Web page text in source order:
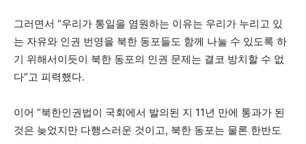
그러면서 “우리가 통일을 염원하는 이유는 우리가 누리고 있
는 자유와 인권 번영을 북한 동포들도 함께 나눌 수 있도록 하
기 위해서이듯이 북한 동포의 인권 문제는 결코 방치할 수 없
다”고 피력했다.
이어 “북한인권법이 국회에서 발의된 지 11년 만에 통과가 된
것은 늦었지만 다행스러운 것이고, 북한 동포는 물론 한반도